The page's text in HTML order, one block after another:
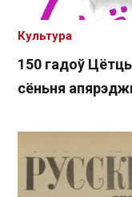
150 гадоў
сёньня
Культура